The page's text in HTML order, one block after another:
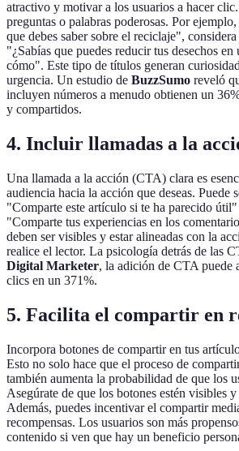
atractivo y motivar a los usuarios a hacer
preguntas o palabras poderosas. Por
que debes saber sobre el reciclaje",
"¿Sabías que puedes reducir tus desechos
cómo". Este tipo de títulos generan
urgencia. Un estudio de BuzzSumo reveló
incluyen números a menudo obtienen un
y compartidos.
4. Incluir llamadas a la
Una llamada a la acción (CTA) clara es
audiencia hacia la acción que deseas. Puede
"Comparte este artículo si te ha parecido
"Comparte tus experiencias en los
deben ser visibles y estar alineadas con la
realice el lector. La psicología detrás de las
Digital Marketer, la adición de CTA puede
clics en un 371%.
5. Facilita el compartir en
Incorpora botones de compartir en tus
Esto no solo hace que el proceso de
también aumenta la probabilidad de que los
Asegúrate de que los botones estén visibles y
Además, puedes incentivar el compartir
recompensas. Los usuarios son más
contenido si ven que hay un beneficio